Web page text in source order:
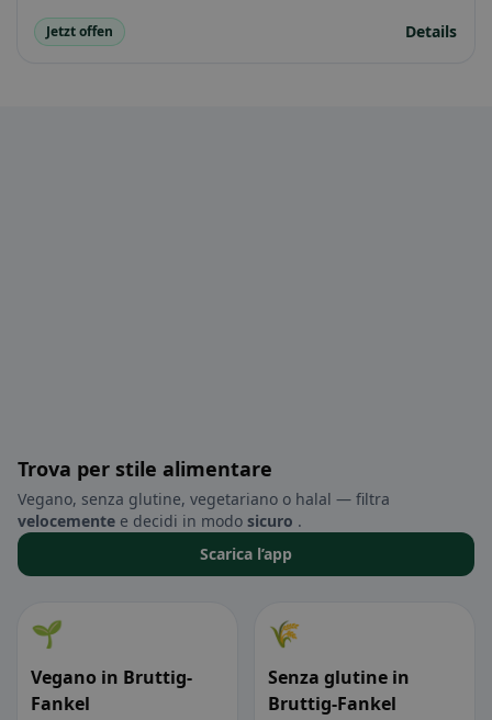
Jetzt offen Details
Trova per stile alimentare
Vegano, senza glutine, vegetariano o halal — filtra
velocemente e decidi in modo sicuro .
Scarica l’app
🌱
Vegano in Bruttig-
Fankel
🌾
Senza glutine in
Bruttig-Fankel